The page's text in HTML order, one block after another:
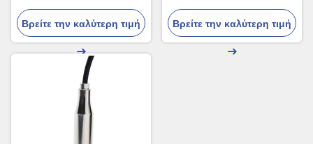
υγρής πίεσης
Βρείτε την καλύτερη τιμή
πίεσης φλαντζών νημάτων
συσκευών αποστολής
σημάτων αισθητήρων πίεσης
Βρείτε την καλύτερη τιμή